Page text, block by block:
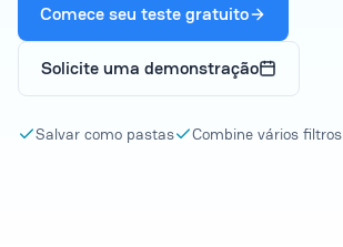
Comece seu teste gratuito
Solicite uma demonstração
Salvar como pastas Combine vários filtros